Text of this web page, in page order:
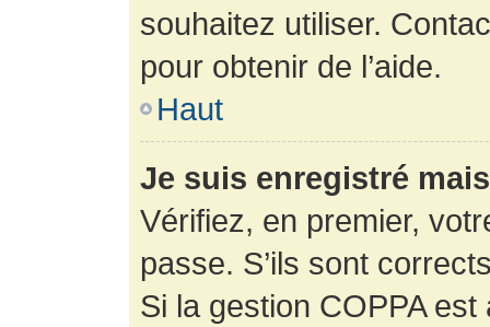
souhaitez utiliser.
pour obtenir de l’aide.
Haut
Je suis enregistré
Vérifiez, en premier,
passe. S’ils sont
Si la gestion COPPA